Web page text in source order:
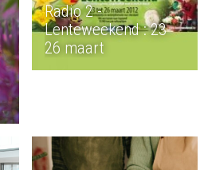
Radio 2 -
Lenteweekend : 23-
26 maart